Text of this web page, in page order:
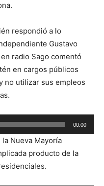
respondió a lo
Gustavo
radio Sago comentó
en cargos públicos
no utilizar sus empleos
00:00
Nueva Mayoría
producto de la